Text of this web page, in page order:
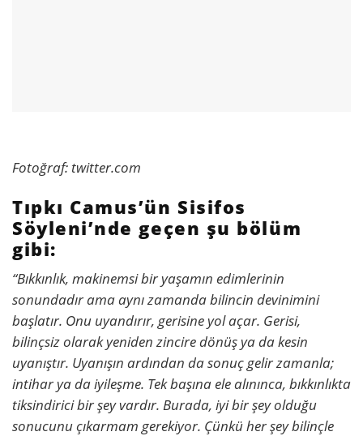
Fotoğraf: twitter.com
Tıpkı Camus’ün Sisifos
Söyleni’nde geçen şu bölüm
gibi:
“Bıkkınlık, makinemsi bir yaşamın edimlerinin
sonundadır ama aynı zamanda bilincin devinimini
başlatır. Onu uyandırır, gerisine yol açar. Gerisi,
bilinçsiz olarak yeniden zincire dönüş ya da kesin
uyanıştır. Uyanışın ardından da sonuç gelir zamanla;
intihar ya da iyileşme. Tek başına ele alınınca, bıkkınlıkta
tiksindirici bir şey vardır. Burada, iyi bir şey olduğu
sonucunu çıkarmam gerekiyor. Çünkü her şey bilinçle